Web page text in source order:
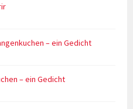
– ein Gedicht
– ein Gedicht